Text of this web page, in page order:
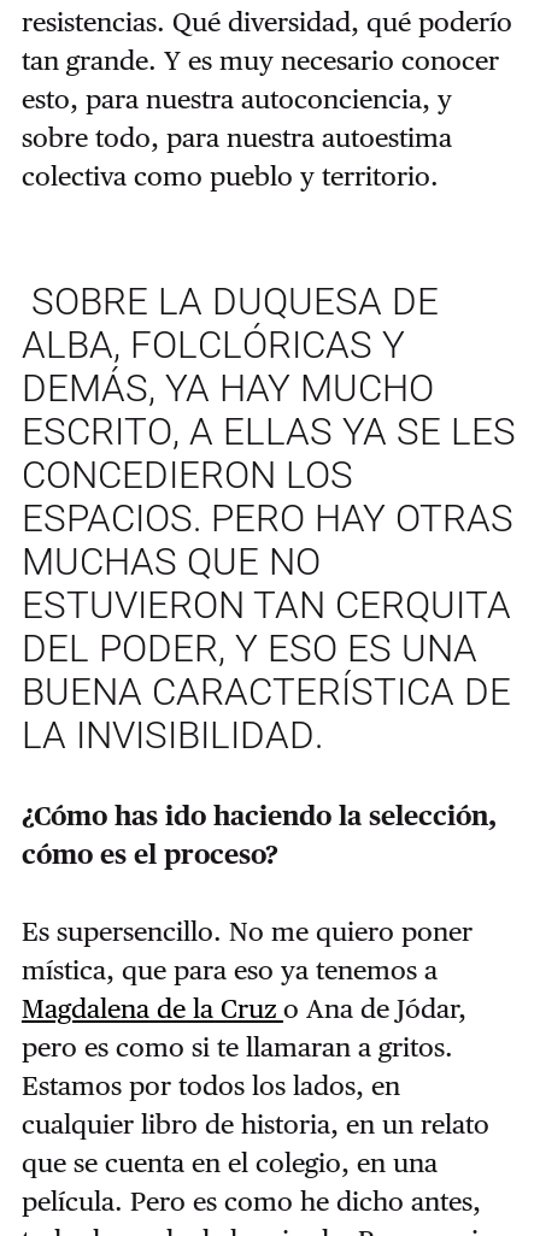
resistencias. Qué diversidad, qué poderío
tan grande. Y es muy necesario conocer
esto, para nuestra autoconciencia, y
sobre todo, para nuestra autoestima
colectiva como pueblo y territorio.
SOBRE LA DUQUESA DE
ALBA, FOLCLÓRICAS Y
DEMÁS, YA HAY MUCHO
ESCRITO, A ELLAS YA SE LES
CONCEDIERON LOS
ESPACIOS. PERO HAY OTRAS
MUCHAS QUE NO
ESTUVIERON TAN CERQUITA
DEL PODER, Y ESO ES UNA
BUENA CARACTERÍSTICA DE
LA INVISIBILIDAD.
¿Cómo has ido haciendo la selección,
cómo es el proceso?
Es supersencillo. No me quiero poner
mística, que para eso ya tenemos a
Magdalena de la Cruz o Ana de Jódar,
pero es como si te llamaran a gritos.
Estamos por todos los lados, en
cualquier libro de historia, en un relato
que se cuenta en el colegio, en una
película. Pero es como he dicho antes,